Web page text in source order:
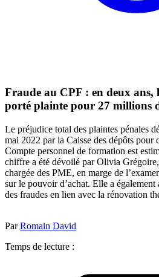
Fraude au CPF : en deux ans,
porté plainte pour 27 millions
Le préjudice total des plaintes pénales
mai 2022 par la Caisse des dépôts pour
Compte personnel de formation est
chiffre a été dévoilé par Olivia
chargée des PME, en marge de
sur le pouvoir d’achat. Elle a également
des fraudes en lien avec la rénovation
ParRomain David
Temps de lecture :